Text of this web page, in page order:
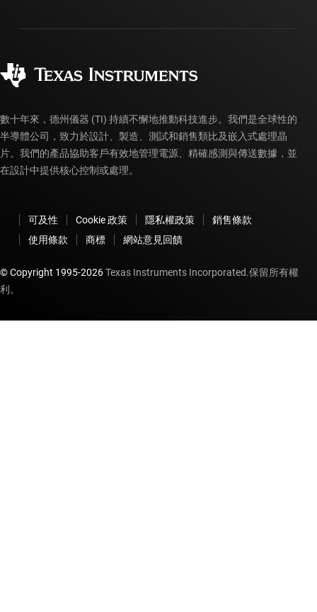
myTI 帳戶常見問題解答
訂購 FAQ
數十年來，德州儀器 (TI) 持續不懈地推動科技進步。我們是全球性的
半導體公司，致力於設計、製造、測試和銷售類比及嵌入式處理晶
片。我們的產品協助客戶有效地管理電源、精確感測與傳送數據，並
在設計中提供核心控制或處理。
可及性 Cookie 政策 隱私權政策
銷售條款
使用條款
商標 網站意見回饋
© Copyright 1995-2026Texas Instruments Incorporated.保留所有權
利。